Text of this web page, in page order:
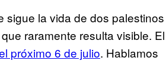
sigue la vida de dos palestinos
raramente resulta visible. El
próximo 6 de julio. Hablamos